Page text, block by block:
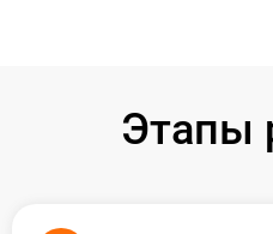
Этапы